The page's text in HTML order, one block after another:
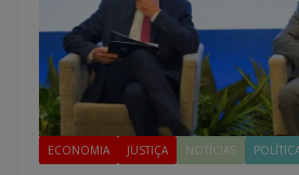
ECONOMIA JUSTIÇA NOTÍCIAS